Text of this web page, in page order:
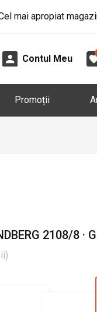
mai apropiat
Contul Meu
Promoții
2108/8 ·
)